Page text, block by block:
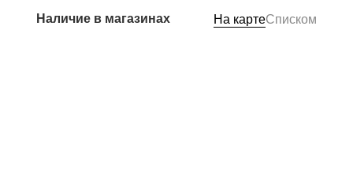
Наличие в магазинах На картеСписком